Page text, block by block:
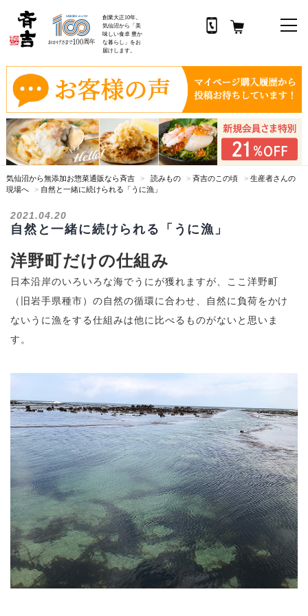
コ
ン
ツ
へ
ス
キ
ッ
創業大正10年。
気仙沼から「美
味しい食卓 豊か
な暮らし」をお
届けします。
気仙沼から無添加お惣菜通販なら斉吉 > 読みもの >斉吉のこの頃 > 生産者さんの
現場へ
> 自然と一緒に続けられる「うに漁」
2021.04.20
自然と一緒に続けられる「うに漁」
洋野町だけの仕組み
日本沿岸のいろいろな海でうにが獲れますが、ここ洋野町
（旧岩手県種市）の自然の循環に合わせ、自然に負荷をかけ
ないうに漁をする仕組みは他に比べるものがないと思いま
す。